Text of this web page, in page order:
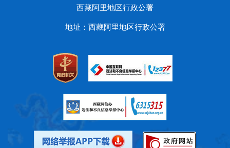
西藏阿里地区行政公署
地址：西藏阿里地区行政公署